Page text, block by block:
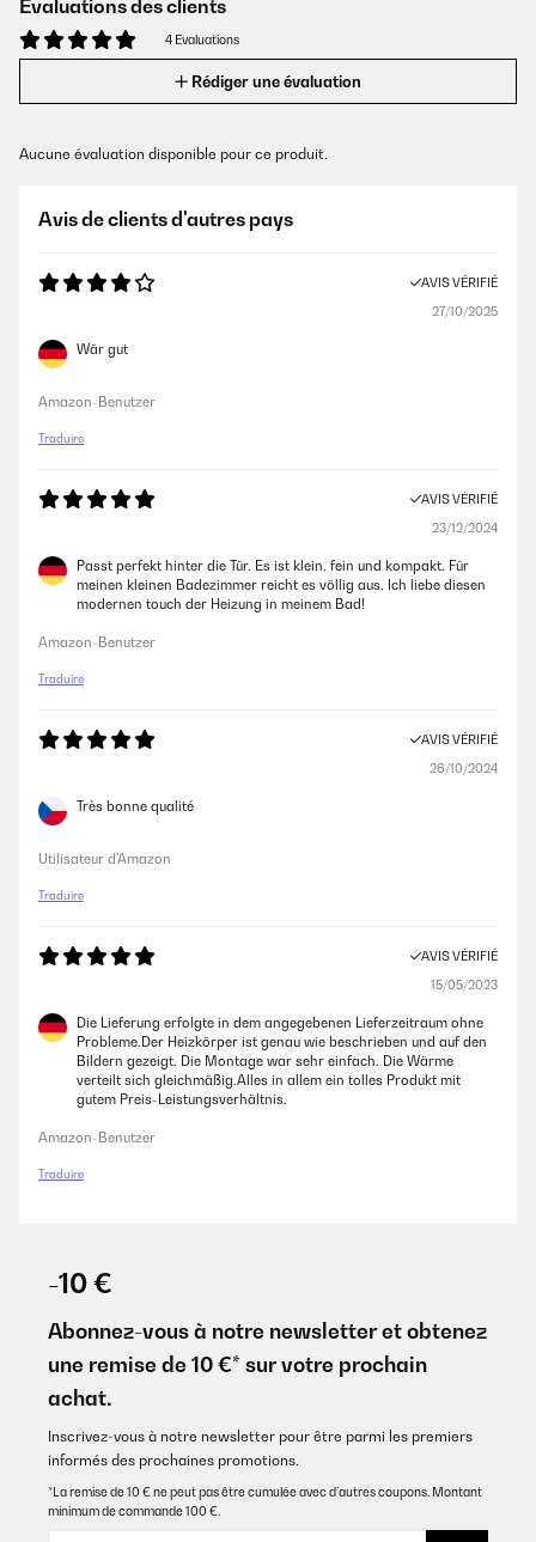
Évaluations des clients
4 Evaluations
Rédiger une évaluation
Aucune évaluation disponible pour ce produit.
Avis de clients d'autres pays
AVIS VÉRIFIÉ
27/10/2025
Wär gut
Amazon-Benutzer
Traduire
AVIS VÉRIFIÉ
23/12/2024
Passt perfekt hinter die Tür. Es ist klein, fein und kompakt. Für
meinen kleinen Badezimmer reicht es völlig aus. Ich liebe diesen
modernen touch der Heizung in meinem Bad!
Amazon-Benutzer
Traduire
AVIS VÉRIFIÉ
26/10/2024
Très bonne qualité
Utilisateur d'Amazon
Traduire
AVIS VÉRIFIÉ
15/05/2023
Die Lieferung erfolgte in dem angegebenen Lieferzeitraum ohne
Probleme.Der Heizkörper ist genau wie beschrieben und auf den
Bildern gezeigt. Die Montage war sehr einfach. Die Wärme
verteilt sich gleichmäßig.Alles in allem ein tolles Produkt mit
gutem Preis-Leistungsverhältnis.
Amazon-Benutzer
Traduire
-10 €
Abonnez-vous à notre newsletter et obtenez
une remise de 10 €* sur votre prochain
achat.
Inscrivez-vous à notre newsletter pour être parmi les premiers
informés des prochaines promotions.
*La remise de 10 € ne peut pas être cumulée avec d’autres coupons. Montant
minimum de commande 100 €.